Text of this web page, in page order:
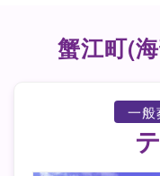
蟹江町(
一般